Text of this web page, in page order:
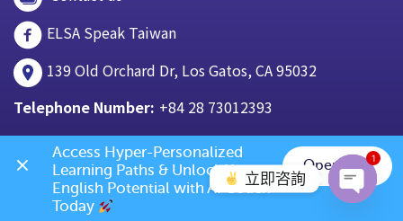
ELSA Speak Taiwan
139 Old Orchard Dr, Los Gatos, CA 95032
Telephone Number: +84 28 73012393
立即咨詢
1
Access Hyper-Personalized
Learning Paths & Unlock Your
English Potential with AI Coach
Today
Open App